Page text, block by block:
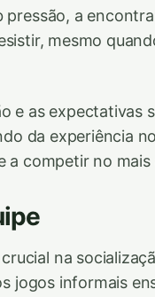
pressão, a
mesmo
e as expectativas
da experiência
a competir no
na
jogos informais